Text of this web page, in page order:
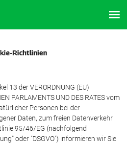
Richtlinien
13 der VERORDNUNG (EU)
PARLAMENTS UND DES RATES vom
Personen bei der
Daten, zum freien Datenverkehr
95/46/EG (nachfolgend
oder "DSGVO") informieren wir Sie